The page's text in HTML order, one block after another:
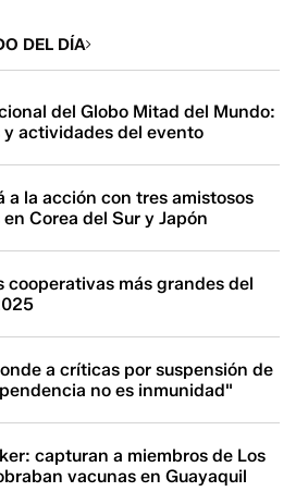
DEL DÍA
del Globo Mitad del Mundo:
y actividades del evento
a la acción con tres amistosos
Corea del Sur y Japón
cooperativas más grandes del
a críticas por suspensión de
no es inmunidad"
capturan a miembros de Los
vacunas en Guayaquil